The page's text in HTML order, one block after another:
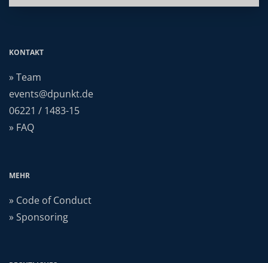
KONTAKT
» Team
events@dpunkt.de
06221 / 1483-15
» FAQ
MEHR
» Code of Conduct
» Sponsoring